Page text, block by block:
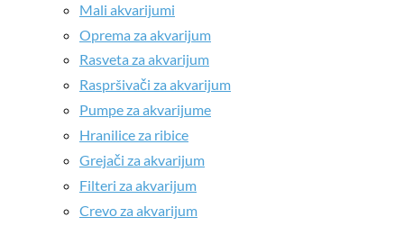
Mali akvarijumi
Oprema za akvarijum
Rasveta za akvarijum
Raspršivači za akvarijum
Pumpe za akvarijume
Hranilice za ribice
Grejači za akvarijum
Filteri za akvarijum
Crevo za akvarijum